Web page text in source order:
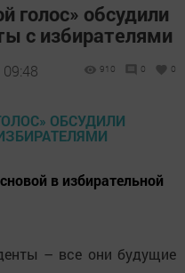
голос» обсудили
с избирателями
910 0 0
в избирательной
– все они будущие